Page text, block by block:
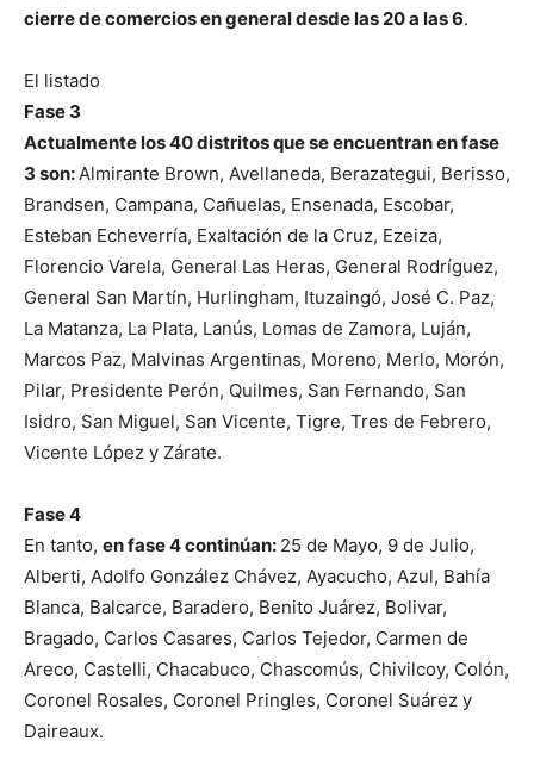
cierre de comercios en general desde las 20 a las 6.
El listado
Fase 3
Actualmente los 40 distritos que se encuentran en fase
3 son: Almirante Brown, Avellaneda, Berazategui, Berisso,
Brandsen, Campana, Cañuelas, Ensenada, Escobar,
Esteban Echeverría, Exaltación de la Cruz, Ezeiza,
Florencio Varela, General Las Heras, General Rodríguez,
General San Martín, Hurlingham, Ituzaingó, José C. Paz,
La Matanza, La Plata, Lanús, Lomas de Zamora, Luján,
Marcos Paz, Malvinas Argentinas, Moreno, Merlo, Morón,
Pilar, Presidente Perón, Quilmes, San Fernando, San
Isidro, San Miguel, San Vicente, Tigre, Tres de Febrero,
Vicente López y Zárate.
Fase 4
En tanto, en fase 4 continúan: 25 de Mayo, 9 de Julio,
Alberti, Adolfo González Chávez, Ayacucho, Azul, Bahía
Blanca, Balcarce, Baradero, Benito Juárez, Bolivar,
Bragado, Carlos Casares, Carlos Tejedor, Carmen de
Areco, Castelli, Chacabuco, Chascomús, Chivilcoy, Colón,
Coronel Rosales, Coronel Pringles, Coronel Suárez y
Daireaux.